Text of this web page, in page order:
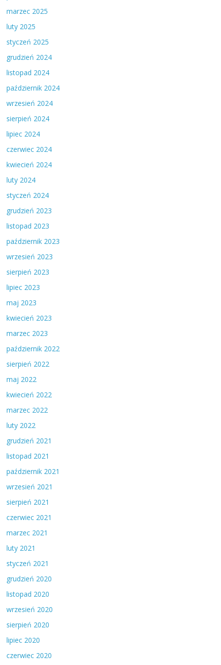
marzec 2025
luty 2025
styczeń 2025
grudzień 2024
listopad 2024
październik 2024
wrzesień 2024
sierpień 2024
lipiec 2024
czerwiec 2024
kwiecień 2024
luty 2024
styczeń 2024
grudzień 2023
listopad 2023
październik 2023
wrzesień 2023
sierpień 2023
lipiec 2023
maj 2023
kwiecień 2023
marzec 2023
październik 2022
sierpień 2022
maj 2022
kwiecień 2022
marzec 2022
luty 2022
grudzień 2021
listopad 2021
październik 2021
wrzesień 2021
sierpień 2021
czerwiec 2021
marzec 2021
luty 2021
styczeń 2021
grudzień 2020
listopad 2020
wrzesień 2020
sierpień 2020
lipiec 2020
czerwiec 2020